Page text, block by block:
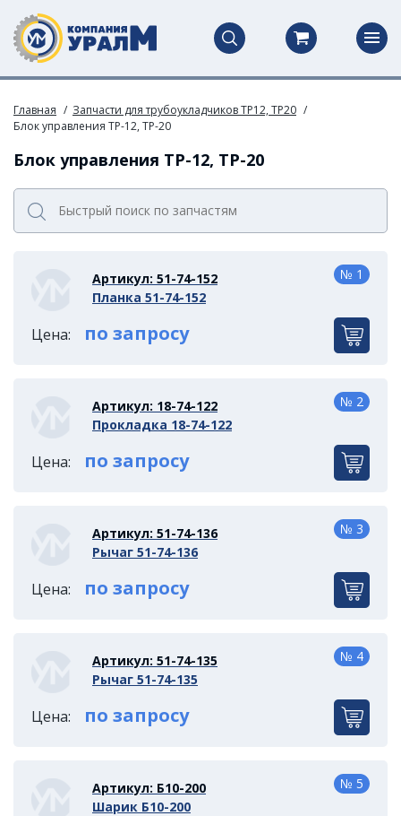
Главная
Запчасти для трубоукладчиков ТР12, ТР20
Блок управления ТР-12, ТР-20
Блок управления ТР-12, ТР-20
Артикул: 51-74-152
Планка 51-74-152
Цена: по запросу
№ 1
Артикул: 18-74-122
Прокладка 18-74-122
Цена: по запросу
№ 2
Артикул: 51-74-136
Рычаг 51-74-136
Цена: по запросу
№ 3
Артикул: 51-74-135
Рычаг 51-74-135
Цена: по запросу
№ 4
Артикул: Б10-200
Шарик Б10-200
№ 5